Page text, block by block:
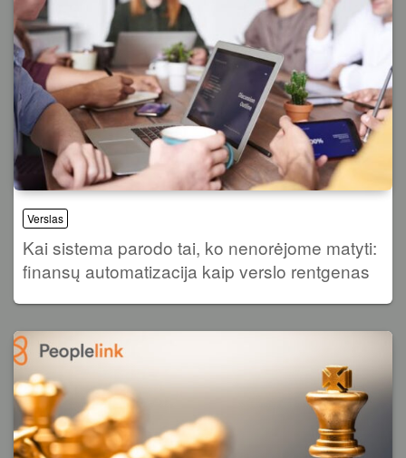
Verslas
Kai sistema parodo tai, ko nenorėjome matyti:
finansų automatizacija kaip verslo rentgenas